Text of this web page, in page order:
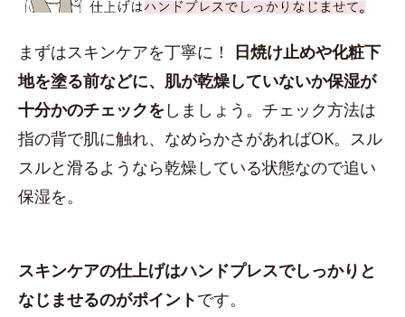
まずはスキンケアを丁寧に！
日焼け止めや化粧下
地を塗る前などに、肌が乾燥していないか保湿が
十分かのチェックを しましょう。チェック方法は
指の背で肌に触れ、なめらかさがあればOK。スル
スルと滑るようなら乾燥している状態なので追い
保湿を。
スキンケアの仕上げはハンドプレスでしっかりと
なじませるのがポイントです。